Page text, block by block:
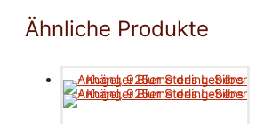
Ähnliche Produkte